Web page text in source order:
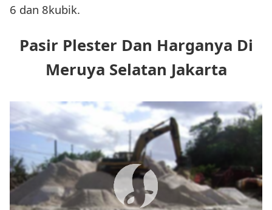
6 dan 8kubik.
Pasir Plester Dan Harganya Di
Meruya Selatan Jakarta